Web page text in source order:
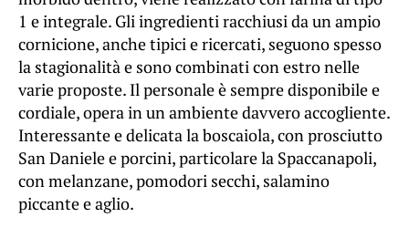
1 e integrale. Gli ingredienti racchiusi da un ampio
cornicione, anche tipici e ricercati, seguono spesso
la stagionalità e sono combinati con estro nelle
varie proposte. Il personale è sempre disponibile e
cordiale, opera in un ambiente davvero accogliente.
Interessante e delicata la boscaiola, con prosciutto
San Daniele e porcini, particolare la Spaccanapoli,
con melanzane, pomodori secchi, salamino
piccante e aglio.